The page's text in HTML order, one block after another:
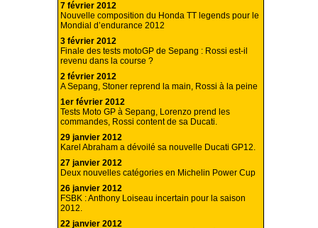
7 février 2012
Nouvelle composition du Honda TT legends pour le
Mondial d’endurance 2012
3 février 2012
Finale des tests motoGP de Sepang : Rossi est-il
revenu dans la course ?
2 février 2012
A Sepang, Stoner reprend la main, Rossi à la peine
1er février 2012
Tests Moto GP à Sepang, Lorenzo prend les
commandes, Rossi content de sa Ducati.
29 janvier 2012
Karel Abraham a dévoilé sa nouvelle Ducati GP12.
27 janvier 2012
Deux nouvelles catégories en Michelin Power Cup
26 janvier 2012
FSBK : Anthony Loiseau incertain pour la saison
2012.
22 janvier 2012